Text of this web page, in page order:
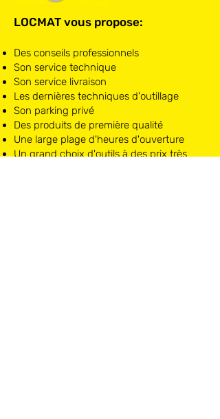
LOCMAT vous propose:
Des conseils professionnels
Son service technique
Son service livraison
Les dernières techniques d'outillage
Son parking privé
Des produits de première qualité
Une large plage d'heures d'ouverture
Un grand choix d'outils à des prix très